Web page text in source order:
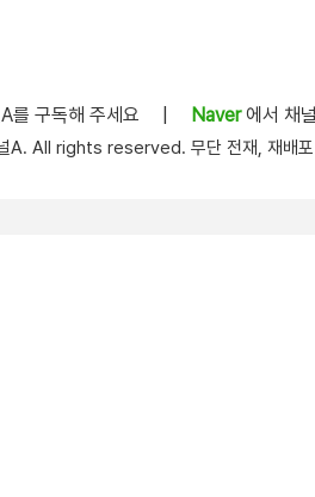
를 구독해 주세요 Naver에서 채
All rights reserved. 무단 전재, 재배포